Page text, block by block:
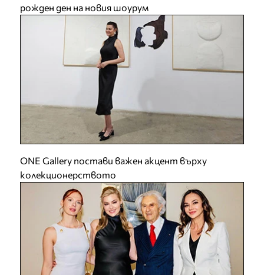
рожден ден на новия шоурум
ONE Gallery постави важен акцент върху
колекционерството